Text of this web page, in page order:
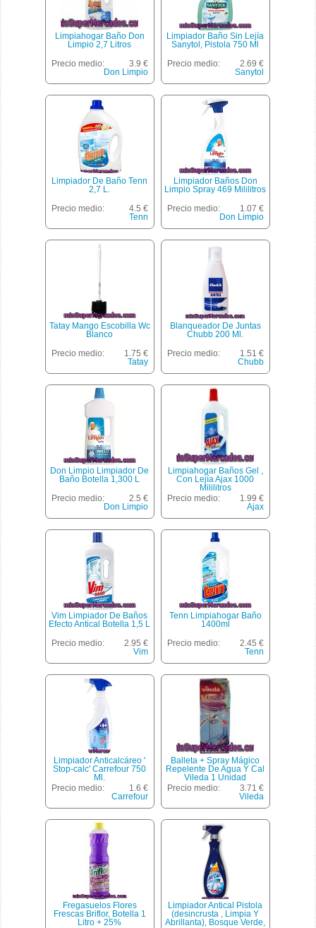
Limpiahogar Baño Don
Limpio 2,7 Litros
Precio medio:
3.9 €
Don Limpio
Limpiador Baño Sin Lejía
Sanytol, Pistola 750 Ml
Precio medio:
2.69 €
Sanytol
Limpiador De Baño Tenn
2,7 L.
Precio medio:
4.5 €
Tenn
Limpiador Baños Don
Limpio Spray 469 Mililitros
Precio medio:
1.07 €
Don Limpio
Tatay Mango Escobilla Wc
Blanco
Precio medio:
1.75 €
Tatay
Blanqueador De Juntas
Chubb 200 Ml.
Precio medio:
1.51 €
Chubb
Don Limpio Limpiador De
Baño Botella 1,300 L
Precio medio:
2.5 €
Don Limpio
Limpiahogar Baños Gel ,
Con Lejía Ajax 1000
Mililitros
Precio medio:
1.99 €
Ajax
Vim Limpiador De Baños
Efecto Antical Botella 1,5 L
Precio medio:
2.95 €
Vim
Tenn Limpiahogar Baño
1400ml
Precio medio:
2.45 €
Tenn
Limpiador Anticalcáreo '
Stop-calc' Carrefour 750
Ml.
Precio medio:
1.6 €
Carrefour
Balleta + Spray Mágico
Repelente De Agua Y Cal
Vileda 1 Unidad
Precio medio:
3.71 €
Vileda
Fregasuelos Flores
Frescas Briflor, Botella 1
Litro + 25%
Limpiador Antical Pistola
(desincrusta , Limpia Y
Abrillanta), Bosque Verde,